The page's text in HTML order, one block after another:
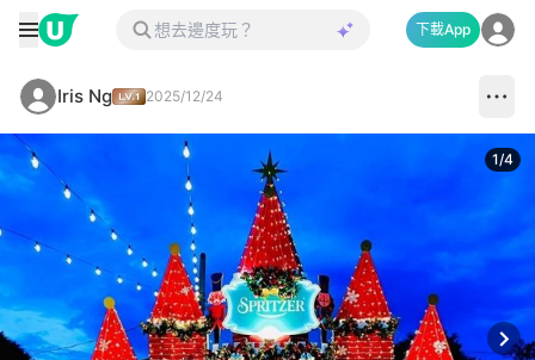
下載App
Iris Ng 2025/12/24
1/4